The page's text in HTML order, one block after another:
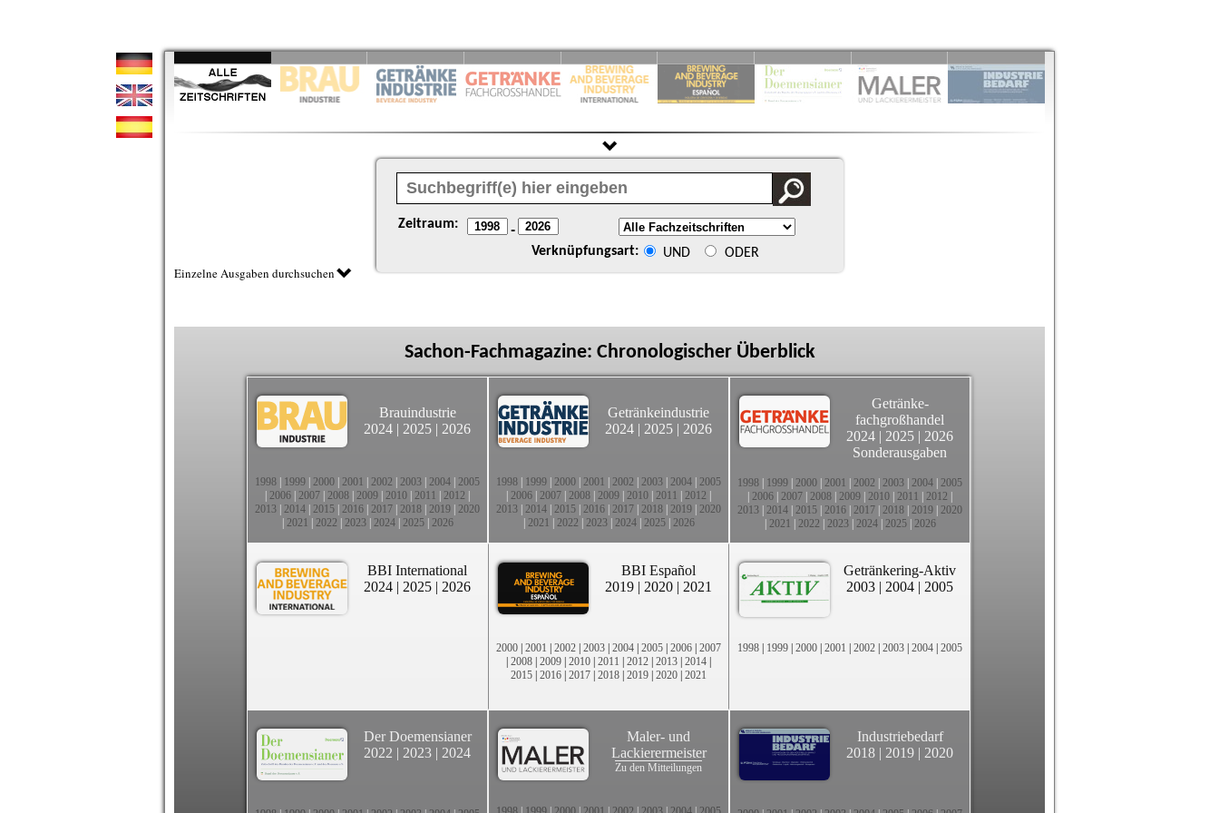
Zeitraum: -
Verknüpfungsart: UND ODER
Einzelne Ausgaben durchsuchen
Sachon-Fachmagazine: Chronologischer Überblick
Brauindustrie
2024 | 2025 | 2026
1998 1999 2000 2001 2002 2003 2004 2005
2006 2007 2008 2009 2010 2011 2012
2013 2014 2015 2016 2017 2018 2019 2020
2021 2022 2023| 2024| 2025| 2026
Getränkeindustrie
2024 | 2025 | 2026
1998 1999 2000 2001 2002 2003 2004 2005
2006 2007 2008 2009 2010 2011 2012
2013 2014 2015 2016 2017 2018 2019 2020
2021 2022 2023| 2024| 2025| 2026
Getränke-
fachgroßhandel
2024 | 2025 | 2026
Sonderausgaben
1998 1999 2000 2001 2002 2003 2004 2005
2006 2007 2008 2009 2010 2011 2012
2013 2014 2015 2016 2017 2018 2019 2020
2021 2022 2023| 2024| 2025| 2026
BBI International
2024 | 2025 | 2026
BBI Español
2019 | 2020 | 2021
2000 | 2001 | 2002 | 2003 | 2004 | 2005 | 2006 | 2007
| 2008 | 2009 | 2010 | 2011 | 2012 | 2013 | 2014 |
2015 | 2016 | 2017 | 2018 | 2019 | 2020 | 2021
Getränkering-Aktiv
2003 | 2004 | 2005
1998 | 1999 | 2000 | 2001 | 2002 | 2003 | 2004 | 2005
Der Doemensianer
2022 | 2023 | 2024
Maler- und
Lackierermeister
Zu den Mitteilungen
Industriebedarf
2018 | 2019 | 2020